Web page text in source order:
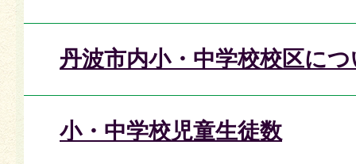
丹波市内小・中学校校区に
小・中学校児童生徒数